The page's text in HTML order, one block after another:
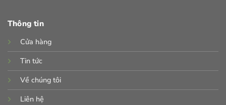
Thông tin
Cửa hàng
Tin tức
Về chúng tôi
Liên hệ